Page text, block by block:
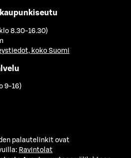
8.30-16.30)
koko Suomi
9-16)
palautelinkit ovat
Ravintolat